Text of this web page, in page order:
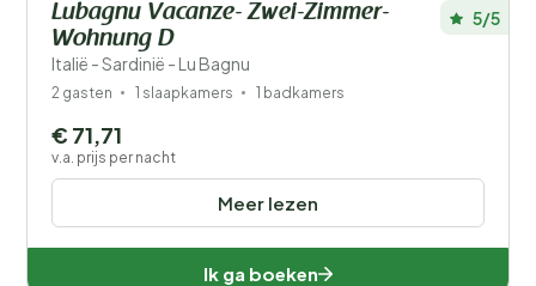
Lubagnu Vacanze- Zwei-Zimmer-
Wohnung D
Italië - Sardinië - Lu Bagnu
5/5
2 gasten 1 slaapkamers 1 badkamers
Meer lezen
€ 71,71
v.a. prijs per nacht
Ik ga boeken